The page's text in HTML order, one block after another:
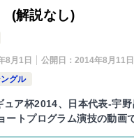
(解説なし)
8月1日 公開日： 2014年8月11日
グル
ュア杯2014、日本代表-宇
ートプログラム演技の動画